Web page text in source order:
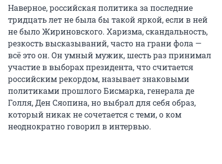
Наверное, российская политика за последние
тридцать лет не была бы такой яркой, если в ней
не было Жириновского. Харизма, скандальность,
резкость высказываний, часто на грани фола —
всё это он. Он умный мужик, шесть раз принимал
участие в выборах президента, что считается
российским рекордом, называет знаковыми
политиками прошлого Бисмарка, генерала де
Голля, Ден Сяопина, но выбрал для себя образ,
который никак не сочетается с теми, о ком
неоднократно говорил в интервью.